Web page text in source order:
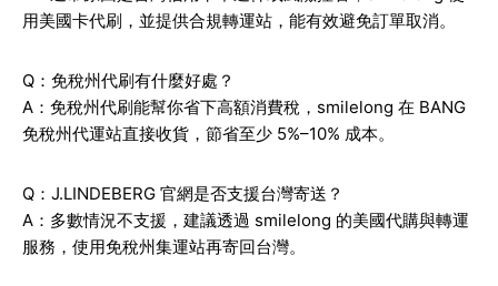
用美國卡代刷，並提供合規轉運站，能有效避免訂單取消。
Q：免稅州代刷有什麼好處？
A：免稅州代刷能幫你省下高額消費稅，smilelong 在 BANG
免稅州代運站直接收貨，節省至少 5%–10% 成本。
Q：J.LINDEBERG 官網是否支援台灣寄送？
A：多數情況不支援，建議透過 smilelong 的美國代購與轉運
服務，使用免稅州集運站再寄回台灣。